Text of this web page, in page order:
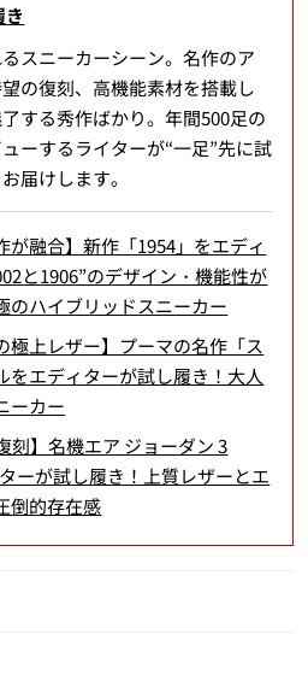
スニーカーシーン。名作のア
の復刻、高機能素材を搭載し
する秀作ばかり。年間500足の
ーするライターが“一足”先に試
届けします。
が融合】新作「1954」をエディ
と1906”のデザイン・機能性が
のハイブリッドスニーカー
極上レザー】プーマの名作「ス
をエディターが試し履き！大人
ーカー
刻】名機エア ジョーダン 3
ーが試し履き！上質レザーとエ
倒的存在感